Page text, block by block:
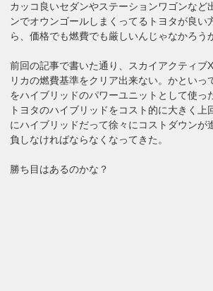
カッコ良いセダンやステーションワゴンなど
ンでオウンゴールしまくってるトヨタが良い
ら、価格でも燃費でも厳しいんじゃなかろう
前回の記事で書いた通り、スカイアクティブ
リカの燃費基準をクリア出来ない。かといっ
をハイブリッドのパワーユニットとして使っ
トヨタのハイブリッドをコスト的に大きく上
にハイブリッドだって徐々にコストダウンが
負しなければならなくなってきた。
勝ち目はあるのかな？